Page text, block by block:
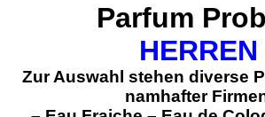
Parfum
HERREN
Zur Auswahl stehen diverse
namhafter